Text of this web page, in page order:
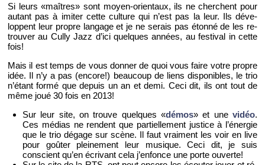
Si leurs «maîtres» sont moyen-orien­taux, ils ne cherchent pour
au­tant pas à imi­ter cette culture qui n’est pas la leur. Ils dé­ve­
loppent leur propre lan­gage et je ne se­rais pas étonné de les re­
trou­ver au Cully Jazz d’ici quelques an­nées, au fes­ti­val in cette
fois!
Mais il est temps de vous don­ner de quoi vous faire votre propre
idée. Il n’y a pas (en­core!) beau­coup de liens dis­po­nibles, le trio
n’étant formé que de­puis un an et demi. Ceci dit, ils ont tout de
même joué 30 fois en 2013!
Sur leur site, on trouve quelques «démos» et une vidéo.
Ces mé­dias ne rendent que par­tiel­le­ment jus­tice à l’éner­gie
que le trio dé­gage sur scène. Il faut vrai­ment les voir en live
pour goû­ter plei­ne­ment leur mu­sique. Ceci dit, je suis
conscient qu’en écri­vant cela j’en­fonce une porte ou­verte!